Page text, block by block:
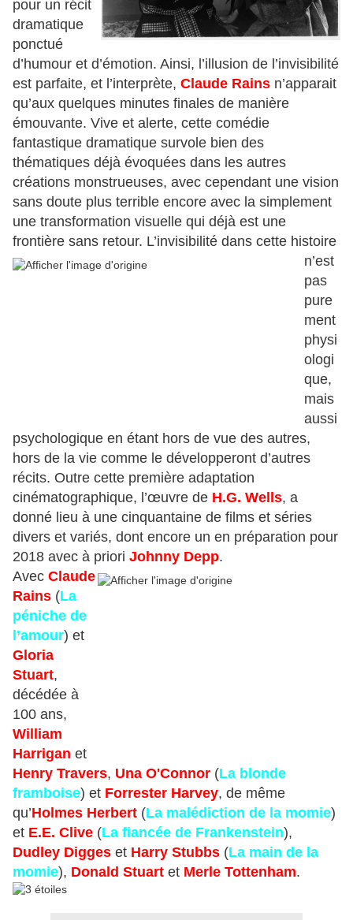
pour un récit
dramatique
ponctué
d’humour et d’émotion. Ainsi, l’illusion de l’invisibilité
est parfaite, et l’interprète, Claude Rains n’apparait
qu’aux quelques minutes finales de manière
émouvante. Vive et alerte, cette comédie
fantastique dramatique survole bien des
thématiques déjà évoquées dans les autres
créations monstrueuses, avec cependant une vision
sans doute plus terrible encore avec la simplement
une transformation visuelle qui déjà est une
frontière sans retour. L’invisibilité dans cette histoire
n’est
pas
pure
ment
physi
ologi
que,
mais
aussi
psychologique en étant hors de vue des autres,
hors de la vie comme le développeront d’autres
récits. Outre cette première adaptation
cinématographique, l’œuvre de H.G. Wells, a
donné lieu à une cinquantaine de films et séries
divers et variés, dont encore un en préparation pour
2018 avec à priori Johnny Depp.
Avec Claude
Rains (La
péniche de
l’amour) et
Gloria
Stuart,
décédée à
100 ans,
William
Harrigan et
Henry Travers, Una O'Connor (La blonde
framboise) et Forrester Harvey, de même
qu’Holmes Herbert (La malédiction de la momie)
et E.E. Clive (La fiancée de Frankenstein),
Dudley Digges et Harry Stubbs (La main de la
momie), Donald Stuart et Merle Tottenham.